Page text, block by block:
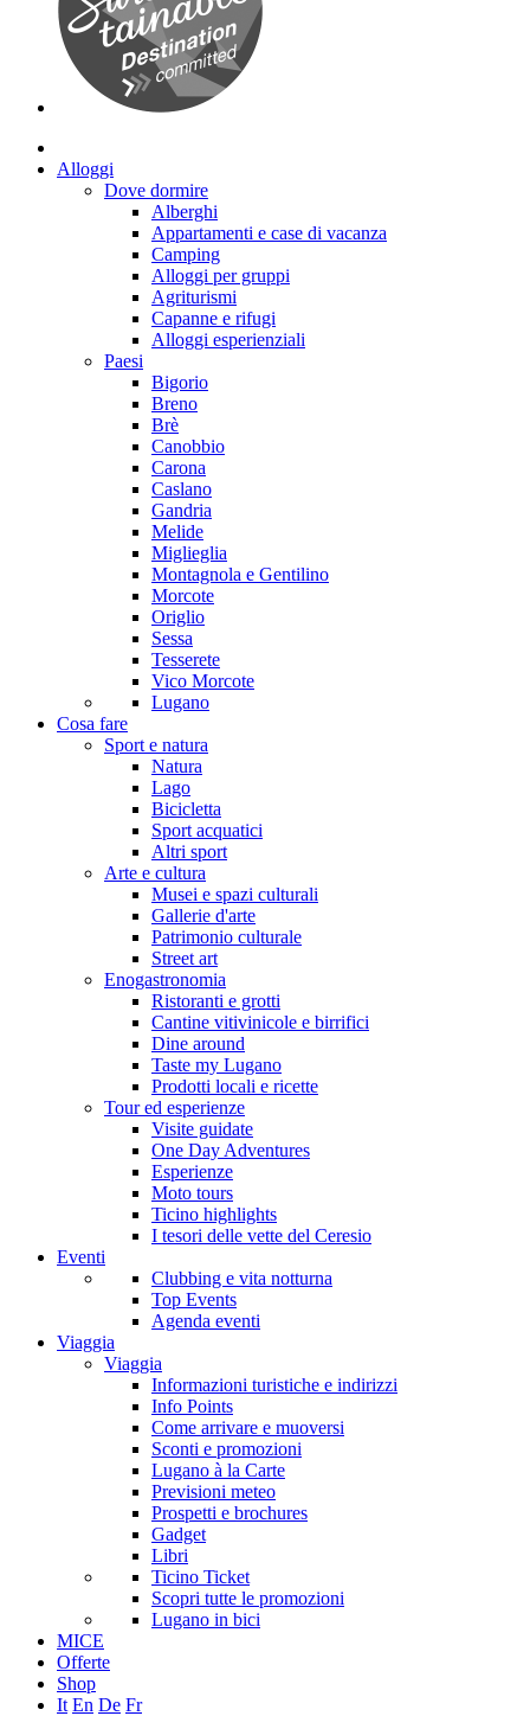
Alloggi
Dove dormire
Alberghi
Appartamenti e case di vacanza
Camping
Alloggi per gruppi
Agriturismi
Capanne e rifugi
Alloggi esperienziali
Paesi
Bigorio
Breno
Brè
Canobbio
Carona
Caslano
Gandria
Melide
Miglieglia
Montagnola e Gentilino
Morcote
Origlio
Sessa
Tesserete
Vico Morcote
Lugano
Cosa fare
Sport e natura
Natura
Lago
Bicicletta
Sport acquatici
Altri sport
Arte e cultura
Musei e spazi culturali
Gallerie d'arte
Patrimonio culturale
Street art
Enogastronomia
Ristoranti e grotti
Cantine vitivinicole e birrifici
Dine around
Taste my Lugano
Prodotti locali e ricette
Tour ed esperienze
Visite guidate
One Day Adventures
Esperienze
Moto tours
Ticino highlights
I tesori delle vette del Ceresio
Eventi
Clubbing e vita notturna
Top Events
Agenda eventi
Viaggia
Viaggia
Informazioni turistiche e indirizzi
Info Points
Come arrivare e muoversi
Sconti e promozioni
Lugano à la Carte
Previsioni meteo
Prospetti e brochures
Gadget
Libri
Ticino Ticket
Scopri tutte le promozioni
Lugano in bici
MICE
Offerte
Shop
It En De Fr